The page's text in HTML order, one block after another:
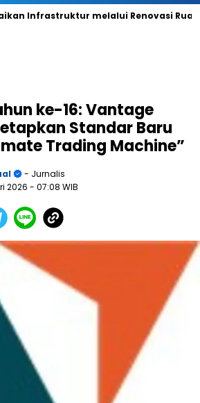
Infrastruktur melalui Renovasi Ruang
ke-16: Vantage
Standar Baru
Trading Machine”
- Jurnalis
2026 - 07:08 WIB